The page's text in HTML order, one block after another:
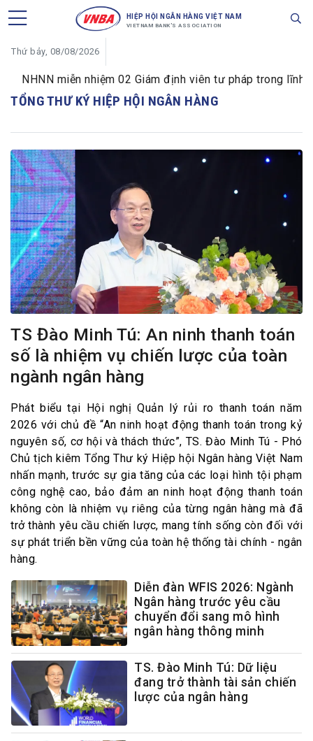
HIỆP HỘI NGÂN HÀNG VIỆT NAM
VIETNAM BANK'S ASSOCIATION
Thứ bảy, 08/08/2026
NHNN miễn nhiệm 02 Giám định viên tư pháp trong lĩnh vực
TỔNG THƯ KÝ HIỆP HỘI NGÂN HÀNG
TS Đào Minh Tú: An ninh thanh toán
số là nhiệm vụ chiến lược của toàn
ngành ngân hàng
Phát biểu tại Hội nghị Quản lý rủi ro thanh toán năm
2026 với chủ đề “An ninh hoạt động thanh toán trong kỷ
nguyên số, cơ hội và thách thức”, TS. Đào Minh Tú - Phó
Chủ tịch kiêm Tổng Thư ký Hiệp hội Ngân hàng Việt Nam
nhấn mạnh, trước sự gia tăng của các loại hình tội phạm
công nghệ cao, bảo đảm an ninh hoạt động thanh toán
không còn là nhiệm vụ riêng của từng ngân hàng mà đã
trở thành yêu cầu chiến lược, mang tính sống còn đối với
sự phát triển bền vững của toàn hệ thống tài chính - ngân
hàng.
Diễn đàn WFIS 2026: Ngành
Ngân hàng trước yêu cầu
chuyển đổi sang mô hình
ngân hàng thông minh
TS. Đào Minh Tú: Dữ liệu
đang trở thành tài sản chiến
lược của ngân hàng